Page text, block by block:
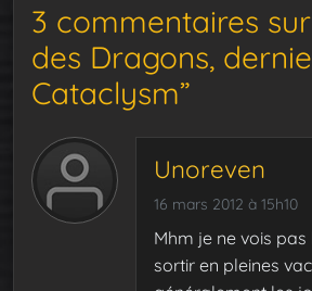
3 commentaires sur
des Dragons,
Cataclysm”
Unoreven
16 mars 2012 à 15h10
Mhm je ne vois pas
sortir en pleines